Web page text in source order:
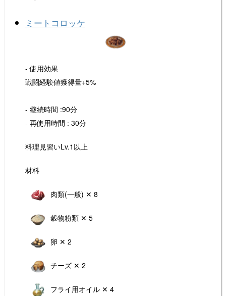
ミートコロッケ
- 使用効果
戦闘経験値獲得量+5%
- 継続時間 :90分
- 再使用時間 : 30分
料理見習いLv.1以上
材料
肉類(一般) ✕ 8
穀物粉類 ✕ 5
卵 ✕ 2
チーズ ✕ 2
フライ用オイル ✕ 4